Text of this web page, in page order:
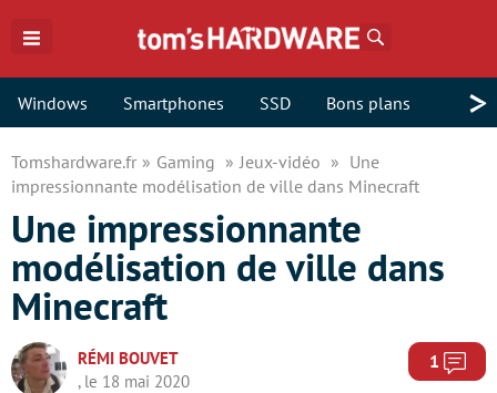
Windows Smartphones SSD Bons plans >
Tomshardware.fr Gaming Jeux-vidéo
Une
impressionnante modélisation de ville dans Minecraft
Une impressionnante
modélisation de ville dans
Minecraft
RÉMI BOUVET
, le 18 mai 2020
1